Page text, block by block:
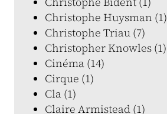
Christophe Huysman (1)
Christophe Triau (7)
Christopher Knowles (1)
Cinéma (14)
Cirque (1)
Cla (1)
Claire Armistead (1)